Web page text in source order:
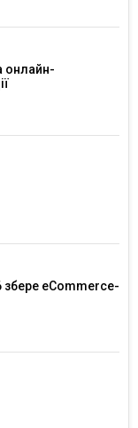
онлайн-
збере eCommerce-